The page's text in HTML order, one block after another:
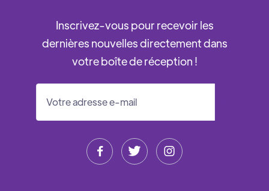
Inscrivez-vous pour recevoir les
dernières nouvelles directement dans
votre boîte de réception !
  